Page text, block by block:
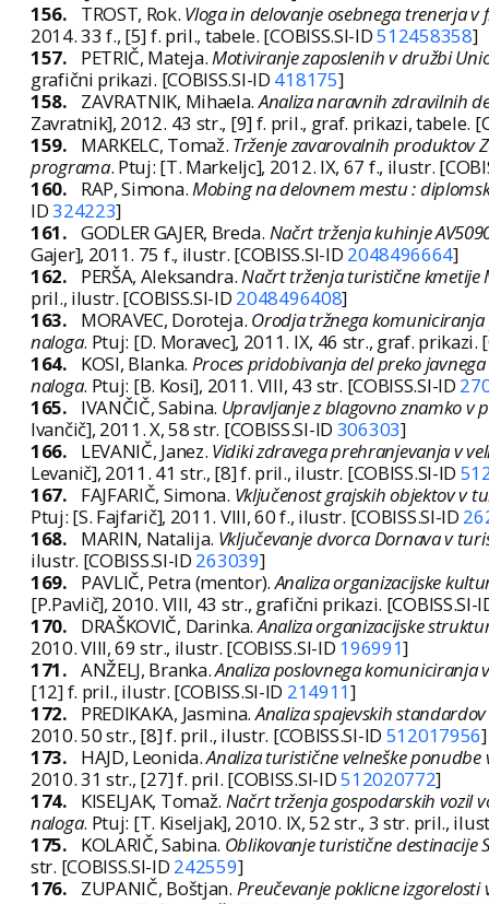
156.
TROST, Rok. Vloga in delovanje osebnega trenerja
2014. 33 f., [5] f. pril., tabele. [COBISS.SI-ID512458358]
157.
PETRIČ, Mateja.Motiviranje zaposlenih v družbi
grafični prikazi. [COBISS.SI-ID 418175]
158.
ZAVRATNIK, Mihaela.Analiza naravnih zdravilnih
Zavratnik], 2012. 43 str., [9] f. pril., graf. prikazi, tabele.
159.
MARKELC, Tomaž. Trženje zavarovalnih produktov
programa. Ptuj: [T. Markeljc], 2012. IX, 67 f., ilustr.
160.
RAP, Simona.Mobing na delovnem mestu :
ID324223]
161. GODLER GAJER, Breda. Načrt trženja kuhinje
Gajer], 2011. 75 f., ilustr. [COBISS.SI-ID 2048496664]
162.
PERŠA, Aleksandra.Načrt trženja turistične kmetije
pril., ilustr. [COBISS.SI-ID 2048496408]
163.
MORAVEC, Doroteja. Orodja tržnega
naloga. Ptuj: [D. Moravec], 2011. IX, 46 str., graf. prikazi.
164.
KOSI, Blanka. Proces pridobivanja del preko
naloga. Ptuj: [B. Kosi], 2011. VIII, 43 str. [COBISS.SI-ID
165.
IVANČIČ, Sabina. Upravljanje z blagovno znamko v
Ivančič], 2011. X, 58 str. [COBISS.SI-ID 306303]
166.
LEVANIČ, Janez. Vidiki zdravega prehranjevanja v
Levanič], 2011. 41 str., [8] f. pril., ilustr. [COBISS.SI-ID
167.
FAJFARIČ, Simona. Vključenost grajskih objektov v
Ptuj: [S. Fajfarič], 2011. VIII, 60 f., ilustr. [COBISS.SI-ID
168.
MARIN, Natalija. Vključevanje dvorca Dornava v
ilustr. [COBISS.SI-ID 263039]
169.
PAVLIČ, Petra (mentor).Analiza organizacijske
[P.Pavlič], 2010. VIII, 43 str., grafični prikazi. [COBISS.SI-
170.
DRAŠKOVIČ, Darinka.Analiza organizacijske
2010. VIII, 69 str., ilustr. [COBISS.SI-ID 196991]
171. ANŽELJ, Branka.Analiza poslovnega komuniciranja
[12] f. pril., ilustr. [COBISS.SI-ID 214911]
172.
PREDIKAKA, Jasmina.Analiza spajevskih
2010. 50 str., [8] f. pril., ilustr. [COBISS.SI-ID 512017956]
173.
HAJD, Leonida.Analiza turistične velneške
2010. 31 str., [27] f. pril. [COBISS.SI-ID512020772]
174.
KISELJAK, Tomaž. Načrt trženja gospodarskih vozil
naloga. Ptuj: [T. Kiseljak], 2010. IX, 52 str., 3 str. pril.,
175.
KOLARIČ, Sabina. Oblikovanje turistične destinacije
str. [COBISS.SI-ID 242559]
176.
ZUPANIČ, Boštjan. Preučevanje poklicne